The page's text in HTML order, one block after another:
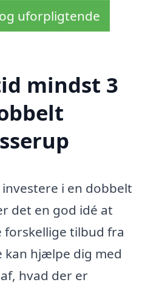
uforpligtende
mindst 3
i en dobbelt
det en god idé at
tilbud fra
kan hjælpe dig med
hvad der er